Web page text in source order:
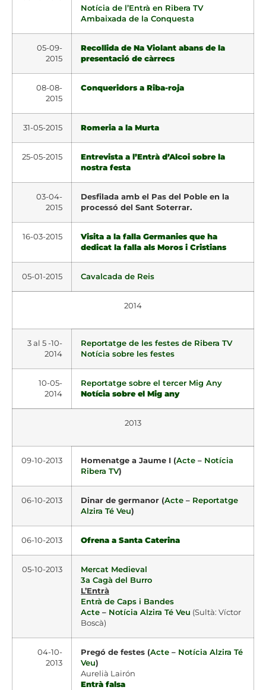
Notícia de l’Entrà en Ribera TV
Ambaixada de la Conquesta
05-09-
2015
Recollida de Na Violant abans de la
presentació de càrrecs
08-08-
2015
Conqueridors a Riba-roja
31-05-2015 Romeria a la Murta
25-05-2015
Entrevista a l’Entrà d’Alcoi sobre la
nostra festa
03-04-
2015
Desfilada amb el Pas del Poble en la
processó del Sant Soterrar.
16-03-2015
Visita a la falla Germanies que ha
dedicat la falla als Moros i Cristians
05-01-2015 Cavalcada de Reis
2014
3 al 5 -10-
2014
Reportatge de les festes de Ribera TV
Notícia sobre les festes
10-05-
2014
Reportatge sobre el tercer Mig Any
Notícia sobre el Mig any
2013
09-10-2013 Homenatge a Jaume I (Acte – Notícia
Ribera TV)
06-10-2013 Dinar de germanor (Acte – Reportatge
Alzira Té Veu)
06-10-2013 Ofrena a Santa Caterina
05-10-2013
Mercat Medieval
3a Cagà del Burro
L’Entrà
Entrà de Caps i Bandes
Acte – Notícia Alzira Té Veu (Sultà: Víctor
Boscà)
04-10-
2013
Pregó de festes (Acte – Notícia Alzira Té
Veu)
Aurelià Lairón
Entrà falsa